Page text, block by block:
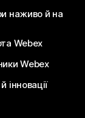
наживо й на
Webex
Webex
інновації